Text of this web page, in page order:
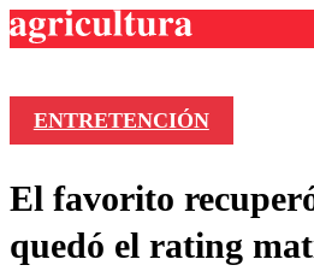
Frecuencias
Agricultura TV
Deportes
ENTRETENCIÓN
El favorito
quedó el rating